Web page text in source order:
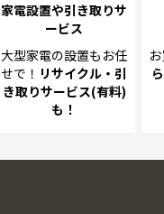
家電設置や引き取りサ
ービス
大型家電の設置も お任
せで！ リサイクル・引
き取りサービス(有料)
も！